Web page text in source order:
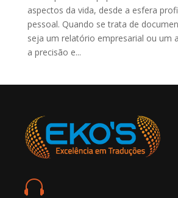
aspectos da vida, desde a esfera
pessoal. Quando se trata de
seja um relatório empresarial ou um
a precisão e...
